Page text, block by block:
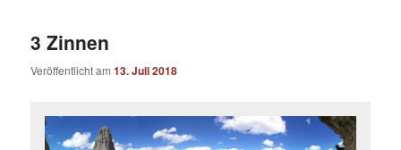
3 Zinnen
Veröffentlicht am13. Juli 2018